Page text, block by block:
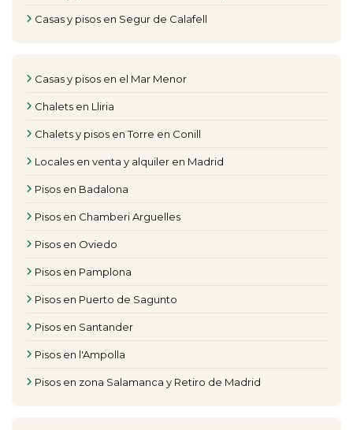
Casas y pisos en Segur de Calafell
Casas y pisos en el Mar Menor
Chalets en Lliria
Chalets y pisos en Torre en Conill
Locales en venta y alquiler en Madrid
Pisos en Badalona
Pisos en Chamberi Arguelles
Pisos en Oviedo
Pisos en Pamplona
Pisos en Puerto de Sagunto
Pisos en Santander
Pisos en l'Ampolla
Pisos en zona Salamanca y Retiro de Madrid